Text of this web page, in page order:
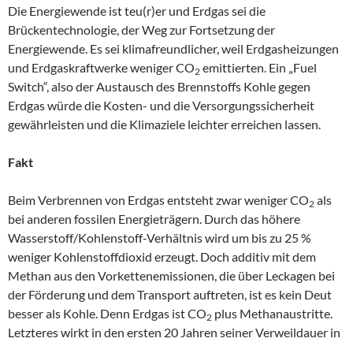
Die Energiewende ist teu(r)er und Erdgas sei die
Brückentechnologie, der Weg zur Fortsetzung der
Energiewende. Es sei klimafreundlicher, weil Erdgasheizungen
und Erdgaskraftwerke weniger CO2 emittierten. Ein „Fuel
Switch“, also der Austausch des Brennstoffs Kohle gegen
Erdgas würde die Kosten- und die Versorgungssicherheit
gewährleisten und die Klimaziele leichter erreichen lassen.
Fakt
Beim Verbrennen von Erdgas entsteht zwar weniger CO2 als
bei anderen fossilen Energieträgern. Durch das höhere
Wasserstoff/Kohlenstoff-Verhältnis wird um bis zu 25 %
weniger Kohlenstoffdioxid erzeugt. Doch additiv mit dem
Methan aus den Vorkettenemissionen, die über Leckagen bei
der Förderung und dem Transport auftreten, ist es kein Deut
besser als Kohle. Denn Erdgas ist CO2 plus Methanaustritte.
Letzteres wirkt in den ersten 20 Jahren seiner Verweildauer in